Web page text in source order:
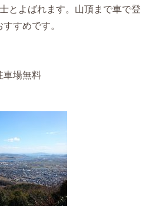
とよばれます。山頂まで車で登
すめです。
車場無料